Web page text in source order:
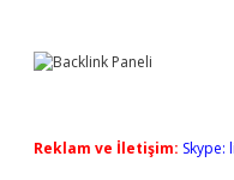
Reklam ve İletişim: Skype: